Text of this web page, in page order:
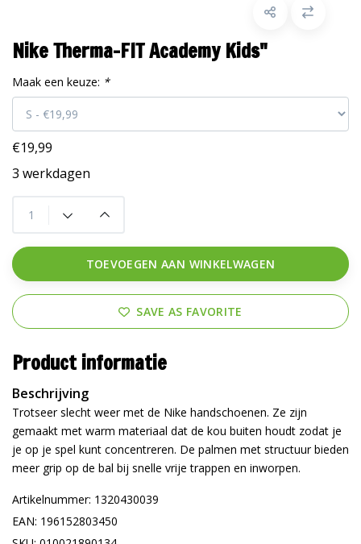
Nike Therma-FIT Academy Kids"
Maak een keuze: *
€19,99
3 werkdagen
TOEVOEGEN AAN WINKELWAGEN
SAVE AS FAVORITE
Product informatie
Beschrijving
Trotseer slecht weer met de Nike handschoenen. Ze zijn
gemaakt met warm materiaal dat de kou buiten houdt zodat je
je op je spel kunt concentreren. De palmen met structuur bieden
meer grip op de bal bij snelle vrije trappen en inworpen.
Artikelnummer: 1320430039
EAN: 196152803450